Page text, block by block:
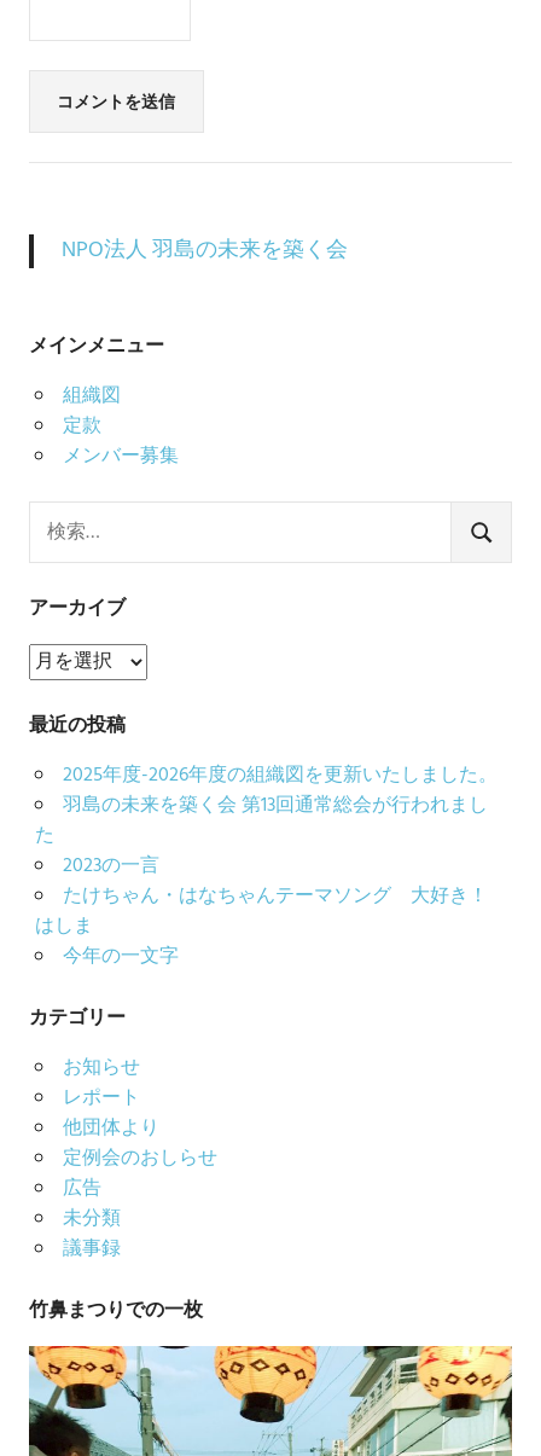
NPO法人 羽島の未来を築く会
メインメニュー
組織図
定款
メンバー募集
索:
検
索
アーカイブ
ア
ー
カ
ブ
最近の投稿
2025年度-2026年度の組織図を更新いたしました。
羽島の未来を築く会 第13回通常総会が行われまし
た
2023の一言
たけちゃん・はなちゃんテーマソング 大好き！
はしま
今年の一文字
カテゴリー
お知らせ
レポート
他団体より
定例会のおしらせ
広告
未分類
議事録
竹鼻まつりでの一枚